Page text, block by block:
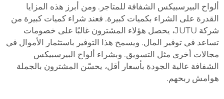
ألواح البيرسبيكس الشفافة للمتاجر. ومن أبرز هذه المزايا
القدرة على الشراء بكميات كبيرة. فعند شراء كميات كبيرة من
شركة JUTU، يحصل هؤلاء المشترون غالبًا على خصومات
تساعد في توفير المال. ويسمح هذا التوفير باستثمار الأموال في
مجالات أخرى مثل التسويق. وبشراء ألواح البيرسبيكس
الشفافة عالية الجودة بأسعار أقل، يحسّن المشترون بالجملة
هوامش ربحهم.